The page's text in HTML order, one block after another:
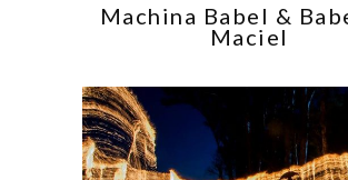
Machina Babel &
Maciel